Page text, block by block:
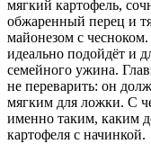
мягкий картофель,
обжаренный перец и
майонезом с
идеально подойдёт и
семейного ужина.
не переварить: он
мягким для ложки. С
именно таким, каким
картофеля с начинкой.